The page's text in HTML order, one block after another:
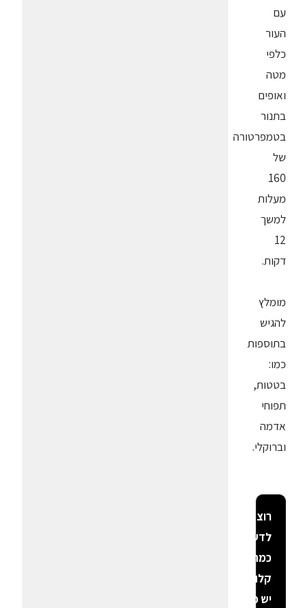
עם
העור
כלפי
מטה
ואופים
בתנור
בטמפרטורה
של
160
מעלות
למשך
12
דקות.
מומלץ
להגיש
בתוספות
כמו:
בטטות,
תפוחי
אדמה
וברוקלי.
רוצה
לדעת
כמה
קלוריות
יש פה?